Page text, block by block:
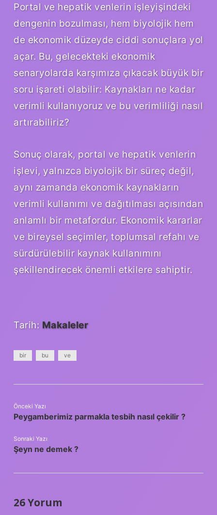
Portal ve hepatik venlerin işleyişindeki
dengenin bozulması, hem biyolojik hem
de ekonomik düzeyde ciddi sonuçlara yol
açar. Bu, gelecekteki ekonomik
senaryolarda karşımıza çıkacak büyük bir
soru işareti olabilir: Kaynakları ne kadar
verimli kullanıyoruz ve bu verimliliği nasıl
artırabiliriz?
Sonuç olarak, portal ve hepatik venlerin
işlevi, yalnızca biyolojik bir süreç değil,
aynı zamanda ekonomik kaynakların
verimli kullanımı ve dağıtılması açısından
anlamlı bir metafordur. Ekonomik kararlar
ve bireysel seçimler, toplumsal refahı ve
sürdürülebilir kaynak kullanımını
şekillendirecek önemli etkilere sahiptir.
Tarih: Makaleler
bir bu ve
Önceki Yazı
Peygamberimiz parmakla tesbih nasıl çekilir ?
Sonraki Yazı
Şeyn ne demek ?
26 Yorum